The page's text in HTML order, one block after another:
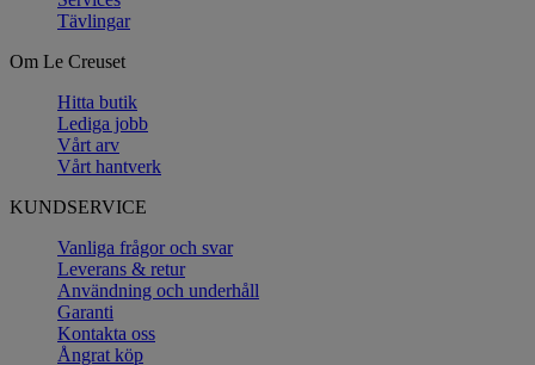
Tävlingar
Om Le Creuset
Hitta butik
Lediga jobb
Vårt arv
Vårt hantverk
KUNDSERVICE
Vanliga frågor och svar
Leverans & retur
Användning och underhåll
Garanti
Kontakta oss
Ångrat köp